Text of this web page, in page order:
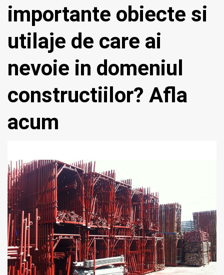
importante obiecte si
utilaje de care ai
nevoie in domeniul
constructiilor? Afla
acum